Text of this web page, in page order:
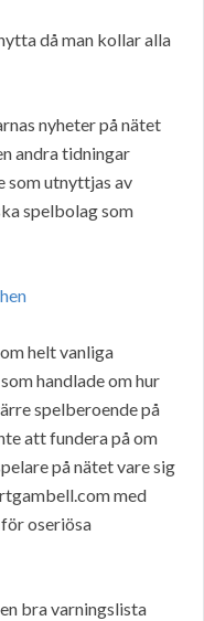
då man kollar alla
nyheter på nätet
andra tidningar
som utnyttjas av
spelbolag som
helt vanliga
handlade om hur
spelberoende på
att fundera på om
på nätet vare sig
med
oseriösa
bra varningslista